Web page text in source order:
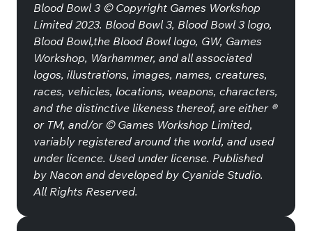
Blood Bowl 3 © Copyright Games Workshop
Limited 2023. Blood Bowl 3, Blood Bowl 3 logo,
Blood Bowl,the Blood Bowl logo, GW, Games
Workshop, Warhammer, and all associated
logos, illustrations, images, names, creatures,
races, vehicles, locations, weapons, characters,
and the distinctive likeness thereof, are either ®
or TM, and/or © Games Workshop Limited,
variably registered around the world, and used
under licence. Used under license. Published
by Nacon and developed by Cyanide Studio.
All Rights Reserved.